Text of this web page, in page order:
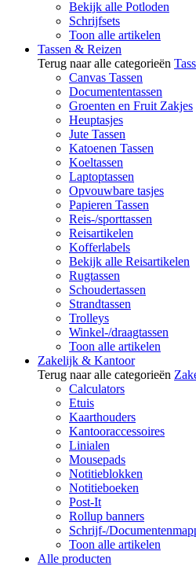
Bekijk alle Potloden
Schrijfsets
Toon alle artikelen
Tassen & Reizen
Terug naar alle categorieën
Canvas Tassen
Documententassen
Groenten en Fruit Zakjes
Heuptasjes
Jute Tassen
Katoenen Tassen
Koeltassen
Laptoptassen
Opvouwbare tasjes
Papieren Tassen
Reis-/sporttassen
Reisartikelen
Kofferlabels
Bekijk alle Reisartikelen
Rugtassen
Schoudertassen
Strandtassen
Trolleys
Winkel-/draagtassen
Toon alle artikelen
Zakelijk & Kantoor
Terug naar alle categorieën
Calculators
Etuis
Kaarthouders
Kantooraccessoires
Linialen
Mousepads
Notitieblokken
Notitieboeken
Post-It
Rollup banners
Schrijf-/
Toon alle artikelen
Alle producten